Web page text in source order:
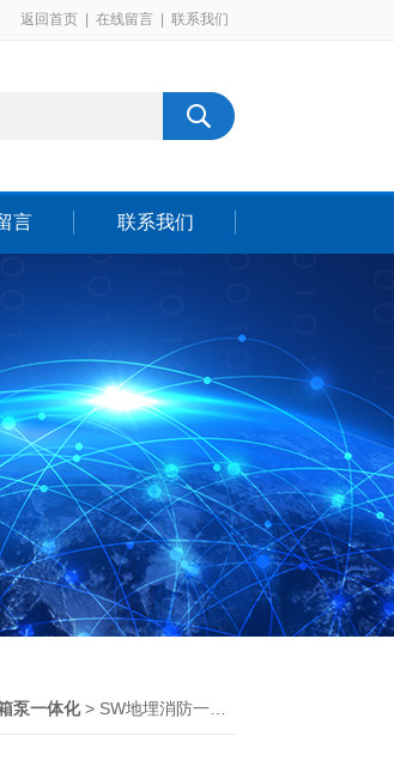
返回首页 在线留言 联系我们
言 联系我们
泵一体化> SW地埋消防一体化